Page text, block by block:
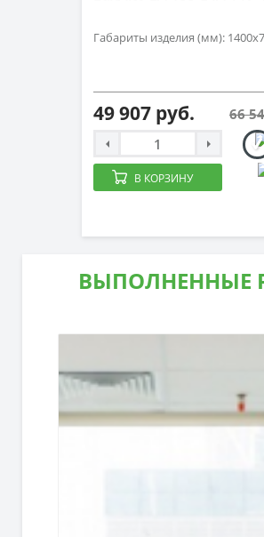
Габариты изделия (мм):
49 907 руб. 66
В КОРЗИНУ
ВЫПОЛНЕННЫЕ